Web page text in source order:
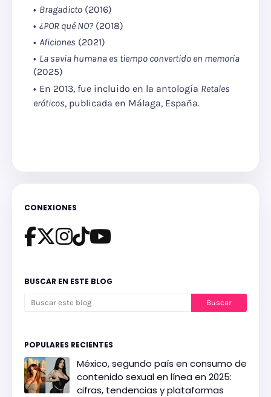
Bragadicto (2016)
¿POR qué NO?(2018)
Aficiones (2021)
La savia humana es tiempo convertido en memoria
(2025)
En 2013, fue incluido en la antología Retales
eróticos, publicada en Málaga, España.
CONEXIONES
BUSCAR EN ESTE BLOG
POPULARES RECIENTES
México, segundo país en consumo de
contenido sexual en línea en 2025:
cifras, tendencias y plataformas